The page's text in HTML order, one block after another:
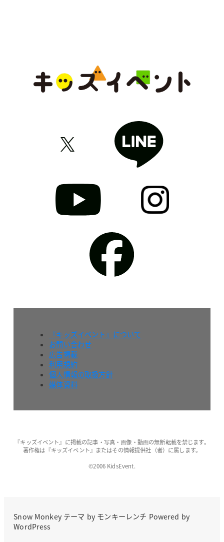
『キッズイベント』について
お問い合わせ
広告掲載
利用規約
個人情報の取扱方針
媒体資料
『キッズイベント』に掲載の記事・写真・画像・動画の無断転載を禁じます。
著作権は『キッズイベント』またはその情報提供社（者）に属します。
©2006 KidsEvent.
Snow Monkeyテーマ by モンキーレンチ Powered by
WordPress